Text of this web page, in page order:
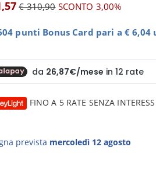
€ 310,90SCONTO 3,00%
punti Bonus Card pari a €
FINO A 5 RATE SENZA
prevista mercoledì 12 agosto